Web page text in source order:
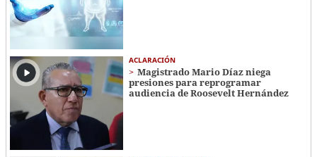
ACLARACIÓN
Magistrado Mario Díaz niega
presiones para reprogramar
audiencia de Roosevelt Hernández